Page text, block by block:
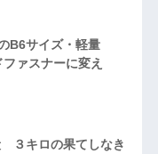
B6サイズ・軽量
ァスナーに変え
３キロの果てしなき